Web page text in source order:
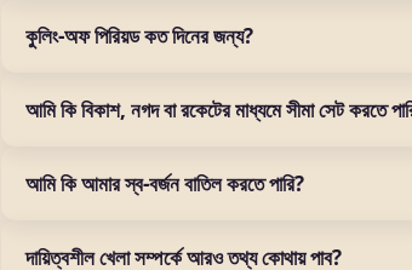
পারবেন না। এটি সমস্যাজনক খেলার অভ্যাস নিয়ন্ত্রণের
কুলিং-অফ পিরিয়ড কত দিনের জন্য?
কুলিং-অফ পিরিয়ড ৭ দিন থেকে ৩০ দিন পর্যন্ত হতে
না। এটি খেলা থেকে বিরতি নেওয়ার একটি ভালো উপায়।
আমি কি বিকাশ, নগদ বা রকেটের মাধ্যমে সীমা সেট করতে
হ্যাঁ, bb22-এর সীমা সব পেমেন্ট পদ্ধতিতে প্রযোজ্য।
লেনদেনে কাজ করবে।
আমি কি আমার স্ব-বর্জন বাতিল করতে পারি?
স্ব-বর্জন একটি গুরুতর পদক্ষেপ এবং সাধারণত বাতিল
দায়িত্বশীল খেলা সম্পর্কে আরও তথ্য কোথায় পাব?